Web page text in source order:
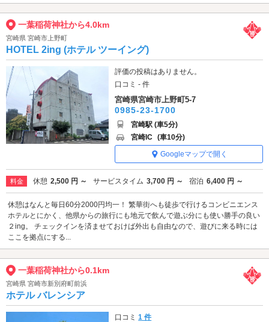
一葉稲荷神社から4.0km
宮崎県 宮崎市上野町
HOTEL 2ing (ホテル ツーイング)
評価の投稿はありません。
口コミ - 件
宮崎県宮崎市上野町5-7
0985-23-1700
宮崎駅 (車5分)
宮崎IC (車10分)
Googleマップで開く
料金 休憩 2,500 円 ～ サービスタイム 3,700 円 ～ 宿泊 6,400 円 ～
休憩はなんと毎日60分2000円均一！ 繁華街へも徒歩で行けるコンビニエンス
ホテルとにかく、他県からの旅行にも地元で飲んで遊ぶ分にも使い勝手の良い
２ing。 チェックインを済ませておけば外出も自由なので、遊びに来る時には
ここを拠点にする...
一葉稲荷神社から0.1km
宮崎県 宮崎市新別府町前浜
ホテル バレンシア
口コミ1 件